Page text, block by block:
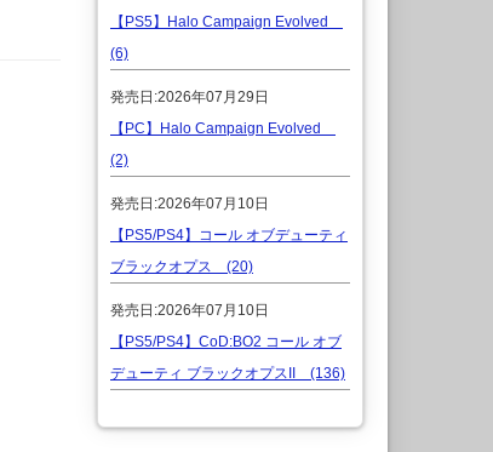
【PS5】Halo Campaign Evolved
(6)
発売日:2026年07月29日
【PC】Halo Campaign Evolved
(2)
発売日:2026年07月10日
【PS5/PS4】コール オブデューティ
ブラックオプス (20)
発売日:2026年07月10日
【PS5/PS4】CoD:BO2 コール オブ
デューティ ブラックオプスII (136)